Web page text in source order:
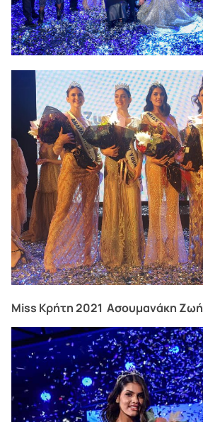
Miss Κρήτη 2021 Ασουμανάκη Ζωή